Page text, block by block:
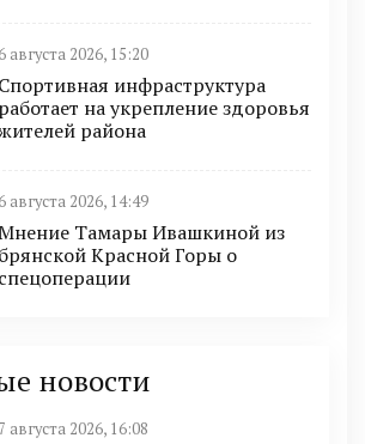
6 августа 2026, 15:20
Спортивная инфраструктура
работает на укрепление здоровья
района
6 августа 2026, 14:49
Тамары Ивашкиной из
брянской Красной Горы о
спецоперации
новости
7 августа 2026, 16:08